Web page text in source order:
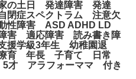
の土日 発達障害 発達
閉症スペクトラム 注意欠
性障害 ASD ADHD LD
害 適応障害 読み書き障
援学級3年生 幼稚園退
育 年長 子育て 日常
才 アラフォーママ 付き